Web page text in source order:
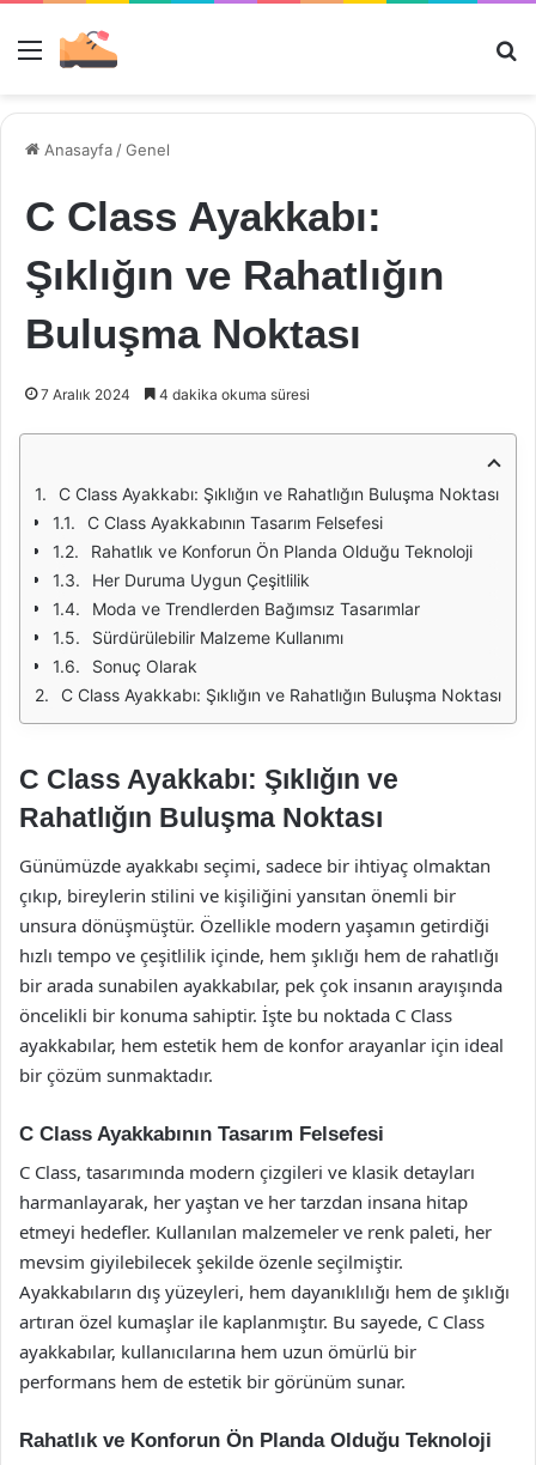
Menü
Anasayfa /Genel
C Class Ayakkabı:
Şıklığın ve Rahatlığın
Buluşma Noktası
7 Aralık 2024 4 dakika okuma süresi
C Class Ayakkabı: Şıklığın ve Rahatlığın Buluşma Noktası
C Class Ayakkabının Tasarım Felsefesi
Rahatlık ve Konforun Ön Planda Olduğu Teknoloji
Her Duruma Uygun Çeşitlilik
Moda ve Trendlerden Bağımsız Tasarımlar
Sürdürülebilir Malzeme Kullanımı
Sonuç Olarak
C Class Ayakkabı: Şıklığın ve Rahatlığın Buluşma Noktası
C Class Ayakkabı: Şıklığın ve
Rahatlığın Buluşma Noktası
Günümüzde ayakkabı seçimi, sadece bir ihtiyaç olmaktan
çıkıp, bireylerin stilini ve kişiliğini yansıtan önemli bir
unsura dönüşmüştür. Özellikle modern yaşamın getirdiği
hızlı tempo ve çeşitlilik içinde, hem şıklığı hem de rahatlığı
bir arada sunabilen ayakkabılar, pek çok insanın arayışında
öncelikli bir konuma sahiptir. İşte bu noktada C Class
ayakkabılar, hem estetik hem de konfor arayanlar için ideal
bir çözüm sunmaktadır.
C Class Ayakkabının Tasarım Felsefesi
C Class, tasarımında modern çizgileri ve klasik detayları
harmanlayarak, her yaştan ve her tarzdan insana hitap
etmeyi hedefler. Kullanılan malzemeler ve renk paleti, her
mevsim giyilebilecek şekilde özenle seçilmiştir.
Ayakkabıların dış yüzeyleri, hem dayanıklılığı hem de şıklığı
artıran özel kumaşlar ile kaplanmıştır. Bu sayede, C Class
ayakkabılar, kullanıcılarına hem uzun ömürlü bir
performans hem de estetik bir görünüm sunar.
Rahatlık ve Konforun Ön Planda Olduğu Teknoloji